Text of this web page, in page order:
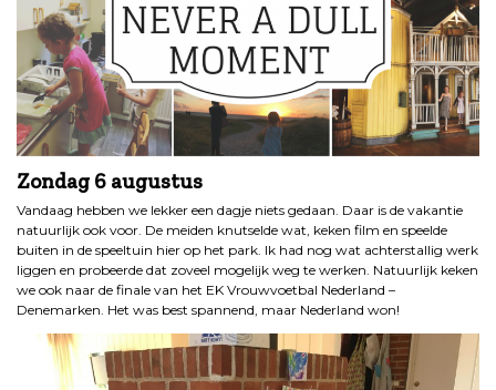
Zondag 6 augustus
Vandaag hebben we lekker een dagje niets gedaan. Daar is de vakantie
natuurlijk ook voor. De meiden knutselde wat, keken film en speelde
buiten in de speeltuin hier op het park. Ik had nog wat achterstallig werk
liggen en probeerde dat zoveel mogelijk weg te werken. Natuurlijk keken
we ook naar de finale van het EK Vrouwvoetbal Nederland –
Denemarken. Het was best spannend, maar Nederland won!